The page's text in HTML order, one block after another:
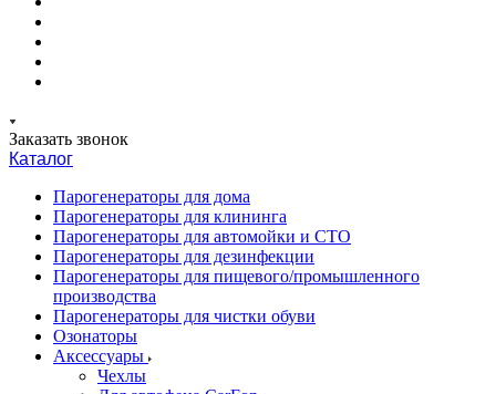
Заказать звонок
Каталог
Парогенераторы для дома
Парогенераторы для клининга
Парогенераторы для автомойки и СТО
Парогенераторы для дезинфекции
Парогенераторы для пищевого/промышленного
производства
Парогенераторы для чистки обуви
Озонаторы
Аксессуары
Чехлы